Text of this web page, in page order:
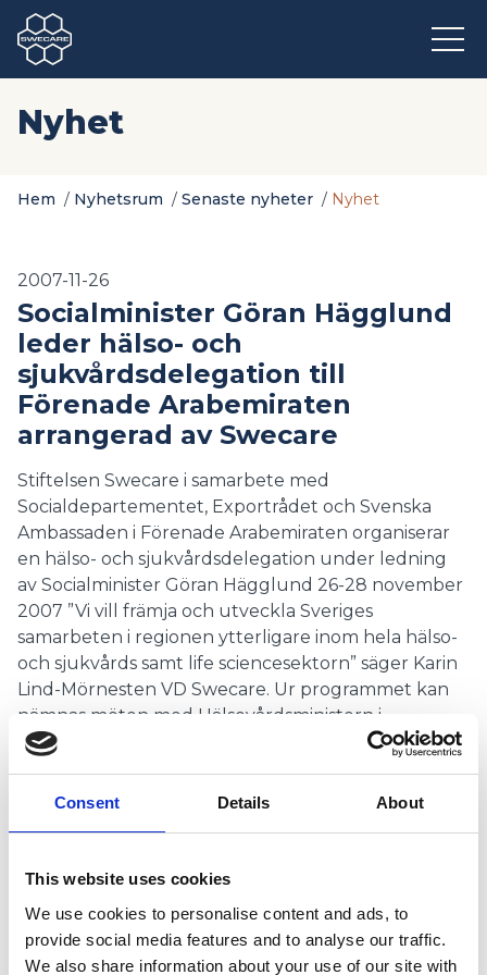
Consent Details About
This website uses cookies
We use cookies to personalise content and ads, to
provide social media features and to analyse our traffic.
We also share information about your use of our site with
Nyhet
Hem / Nyhetsrum / Senaste nyheter / Nyhet
2007-11-26
Socialminister Göran Hägglund
leder hälso- och
sjukvårdsdelegation till
Förenade Arabemiraten
arrangerad av Swecare
Stiftelsen Swecare i samarbete med
Socialdepartementet, Exportrådet och Svenska
Ambassaden i Förenade Arabemiraten organiserar
en hälso- och sjukvårdsdelegation under ledning
av Socialminister Göran Hägglund 26-28 november
2007 ”Vi vill främja och utveckla Sveriges
samarbeten i regionen ytterligare inom hela hälso-
och sjukvårds samt life sciencesektorn” säger Karin
Lind-Mörnesten VD Swecare. Ur programmet kan
nämnas möten med Hälsovårdsministern i
Förenade Arabemiraten, seminarium om svensk
studiebesök och kontakter på hög nivå i hälso- och
Mellanöstern med mycket stora investeringar inom
av förändringar i sjukvårdsförsäkringssystemen.
Hälso- och sjukvårdsmarknaden omsatte förra året